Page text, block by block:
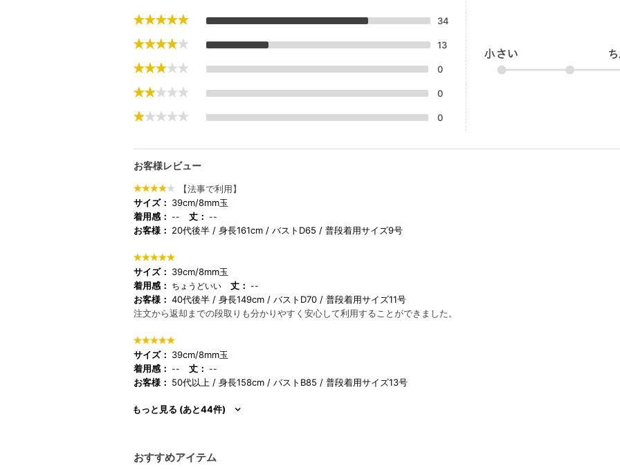
34
13
0
0
0
お客様レビュー
【法事で利用】
サイズ： 39cm/8mm玉
着用感： -- 丈： --
お客様： 20代後半 身長161cm バストD65 普段着用サイズ9号
サイズ： 39cm/8mm玉
着用感： ちょうどいい 丈： --
お客様： 40代後半 身長149cm バストD70
普段着用サイズ11号
注文から返却までの段取りも分かりやすく安心して利用することができました。
サイズ： 39cm/8mm玉
着用感： -- 丈： --
お客様： 50代以上 身長158cm バストB85 普段着用サイズ13号
もっと見る (あと44件)
おすすめアイテム